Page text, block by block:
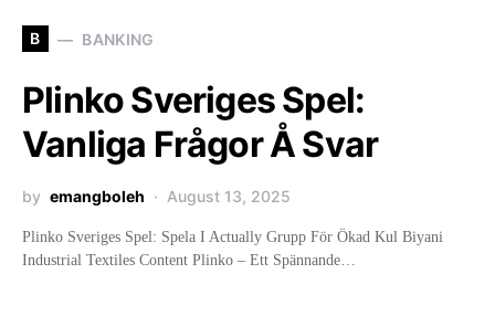
B BANKING
Plinko Sveriges Spel:
Vanliga Frågor Å Svar
by emangboleh August 13, 2025
Plinko Sveriges Spel: Spela I Actually Grupp För Ökad Kul Biyani
Industrial Textiles Content Plinko – Ett Spännande…